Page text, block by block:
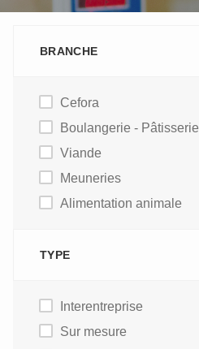
BRANCHE
Cefora
Boulangerie - Pâtisserie
Viande
Meuneries
Alimentation animale
TYPE
Interentreprise
Sur mesure